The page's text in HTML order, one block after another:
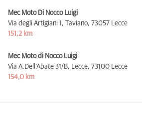
Mec Moto Di Nocco Luigi
Via degli Artigiani 1, Taviano, 73057 Lecce
151,2 km
Mec Moto di Nocco Luigi
Via A.Dell’Abate 31/B, Lecce, 73100 Lecce
154,0 km